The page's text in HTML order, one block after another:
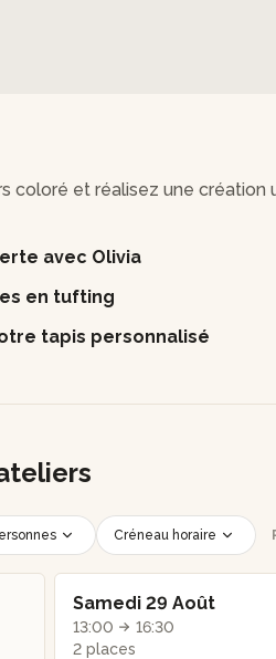
coloré et réalisez une création
avec Olivia
en tufting
tapis personnalisé
Créneau horaire
Samedi 29 Août
13:00
16:30
2 places